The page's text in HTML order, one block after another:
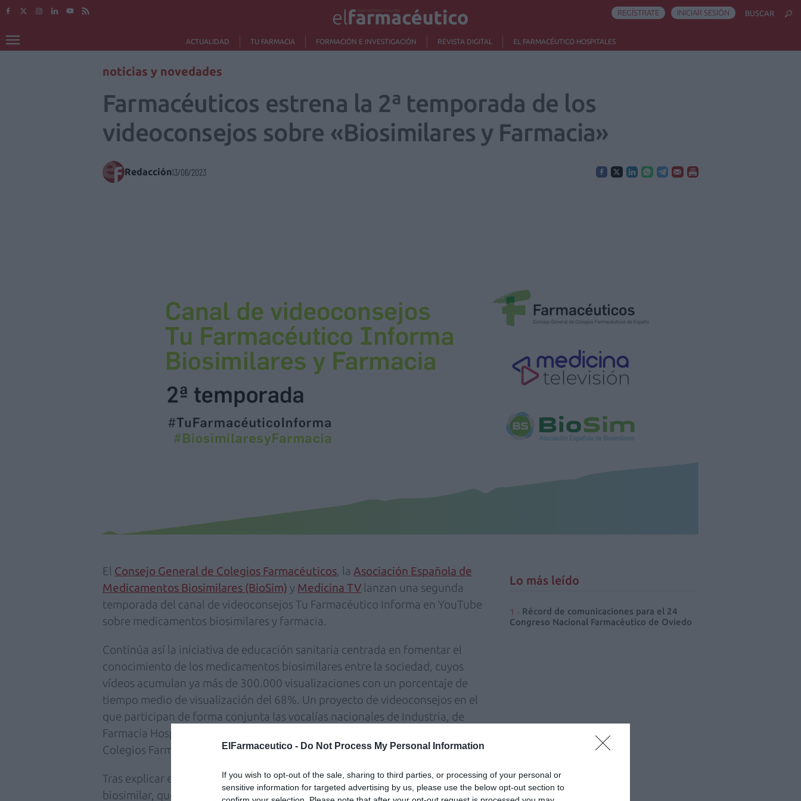
ElFarmaceutico - Do Not Process My Personal Information
If you wish to opt-out of the sale, sharing to third parties, or processing of your personal or
sensitive information for targeted advertising by us, please use the below opt-out section to
ACTUALIDAD TU FARMACIA FORMACIÓN E INVESTIGACIÓN REVISTA DIGITAL EL FARMACÉUTICO HOSPITALES
REGÍSTRATE INICIAR SESIÓN BUSCAR
noticias y novedades
Farmacéuticos estrena la 2ª temporada de los
videoconsejos sobre «Biosimilares y Farmacia»
Redacción13/06/2023
El Consejo General de Colegios Farmacéuticos, la Asociación Española de
Medicamentos Biosimilares (BioSim) y Medicina TV lanzan una segunda
temporada del canal de videoconsejos Tu Farmacéutico Informa en YouTube
sobre medicamentos biosimilares y farmacia.
Continúa así la iniciativa de educación sanitaria centrada en fomentar el
conocimiento de los medicamentos biosimilares entre la sociedad, cuyos
vídeos acumulan ya más de 300.000 visualizaciones con un porcentaje de
tiempo medio de visualización del 68%. Un proyecto de videoconsejos en el
que participan de forma conjunta las vocalías nacionales de Industria, de
Farmacia Hospitalaria y de Oficina de Farmacia del Consejo General de
Colegios Farmacéuticos.
Tras explicar en la primera temporada qué es un medicamento biológico
biosimilar, qué aportan al sistema sanitario, en qué se diferencia un biosimilar
Lo más leído
Récord de comunicaciones para el 24
Congreso Nacional Farmacéutico de Oviedo